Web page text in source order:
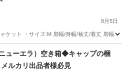
8月5日
ケット ・サイズ:M 肩幅/身幅/袖丈/着丈 肩幅
ト キャタピラー
ューエラ）空き箱◆キャップの梱
ルカリ出品者様必見